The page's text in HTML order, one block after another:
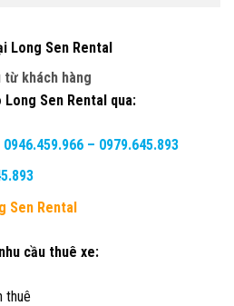
Long Sen Rental
từ khách hàng
Sen Rental qua:
0946.459.966– 0979.645.893
Sen Rental
cầu thuê xe:
thuê